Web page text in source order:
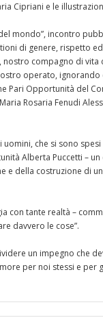
Cipriani e le
mondo”, incontro
di genere, rispetto
compagno di vita
operato,
Pari Opportunità del
Rosaria Fenudi
che si sono
Alberta Puccetti –
e della costruzione di
con tante realtà –
davvero le cose”.
un impegno che
per noi stessi e per